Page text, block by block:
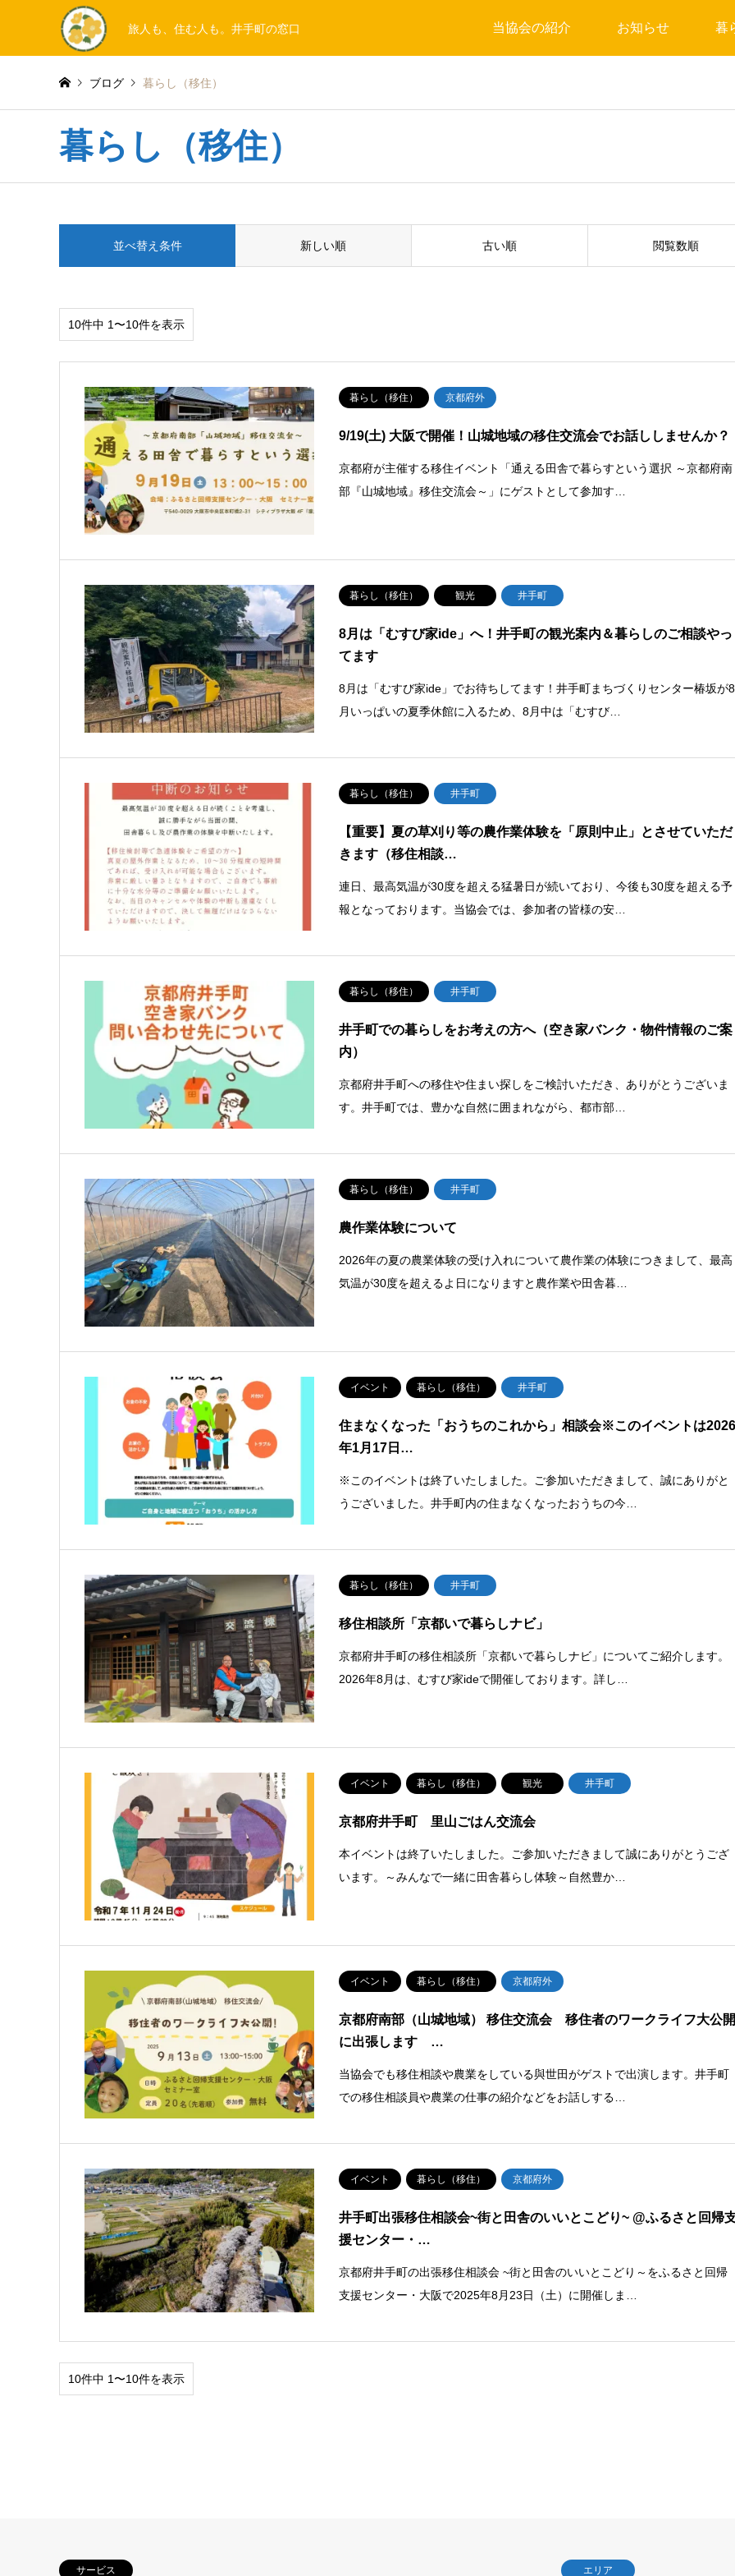
旅人も、住む人も。井手町の窓口 当協会の紹介 お知らせ 暮
ブログ 暮らし（移住）
暮らし（移住）
並べ替え条件 新しい順 古い順 閲覧数順
10件中 1〜10件を表示
暮らし（移住） 京都府外
9/19(土) 大阪で開催！山城地域の移住交流会でお話ししませんか？
京都府が主催する移住イベント「通える田舎で暮らすという選択 ～京都府南
部『山城地域』移住交流会～」にゲストとして参加す…
暮らし（移住） 観光 井手町
8月は「むすび家ide」へ！井手町の観光案内＆暮らしのご相談やっ
てます
8月は「むすび家ide」でお待ちしてます！井手町まちづくりセンター椿坂が8
月いっぱいの夏季休館に入るため、8月中は「むすび…
暮らし（移住） 井手町
【重要】夏の草刈り等の農作業体験を「原則中止」とさせていただ
きます（移住相談…
連日、最高気温が30度を超える猛暑日が続いており、今後も30度を超える予
報となっております。当協会では、参加者の皆様の安…
暮らし（移住） 井手町
井手町での暮らしをお考えの方へ（空き家バンク・物件情報のご案
内）
京都府井手町への移住や住まい探しをご検討いただき、ありがとうございま
す。井手町では、豊かな自然に囲まれながら、都市部…
暮らし（移住） 井手町
農作業体験について
2026年の夏の農業体験の受け入れについて農作業の体験につきまして、最高
気温が30度を超えるよ日になりますと農作業や田舎暮…
イベント 暮らし（移住） 井手町
住まなくなった「おうちのこれから」相談会※このイベントは
年1月17日…
※このイベントは終了いたしました。ご参加いただきまして、誠にありがと
うございました。井手町内の住まなくなったおうちの今…
暮らし（移住） 井手町
移住相談所「京都いで暮らしナビ」
京都府井手町の移住相談所「京都いで暮らしナビ」についてご紹介します。
2026年8月は、むすび家ideで開催しております。詳し…
イベント 暮らし（移住） 観光 井手町
京都府井手町 里山ごはん交流会
本イベントは終了いたしました。ご参加いただきまして誠にありがとうござ
います。～みんなで一緒に田舎暮らし体験～自然豊か…
イベント 暮らし（移住） 京都府外
京都府南部（山城地域） 移住交流会 移住者のワークライフ大公
に出張します …
当協会でも移住相談や農業をしている與世田がゲストで出演します。井手町
での移住相談員や農業の仕事の紹介などをお話しする…
イベント 暮らし（移住） 京都府外
井手町出張移住相談会~街と田舎のいいとこどり~ @ふるさと回帰
援センター・…
京都府井手町の出張移住相談会 ~街と田舎のいいとこどり～をふるさと回帰
支援センター・大阪で2025年8月23日（土）に開催しま…
10件中 1〜10件を表示
サービス エリア